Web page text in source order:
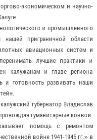
экономическом и научно-
и промышленного
приграничной области
авиационных систем и
лучшие практики и
калужанам и главе региона
готовность развивать наши
губернатор Владислав
гуманитарные конвои.
помощь с ремонтом
войне 1941-1945 гг.» в